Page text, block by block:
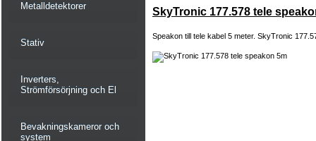
Metalldetektorer
Stativ
Inverters,
Strömförsörjning och El
Bevakningskameror och
system
SkyTronic 177.578 tele
Speakon till tele kabel 5 meter. SkyTronic